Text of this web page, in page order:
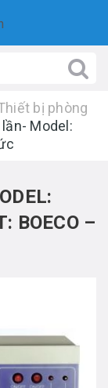
bị phòng
Model:
BOECO –